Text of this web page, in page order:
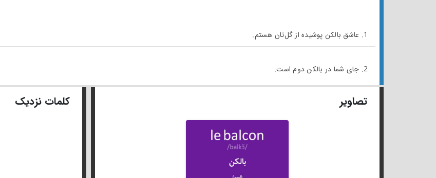
1. عاشق بالکن پوشیده از گل‌تان هستم.
2. جای شما در بالکن دوم است.
تصاویر کلمات نزدیک